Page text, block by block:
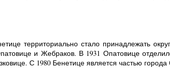
территориально стало принадлежать
и Жебраков. В 1931 Опатовице
С 1980 Бенетице является частью города